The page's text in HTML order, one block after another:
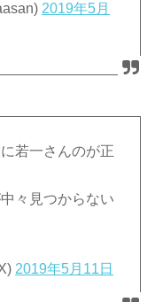
2019年5月
若一さんのが正
々見つからない
2019年5月11日